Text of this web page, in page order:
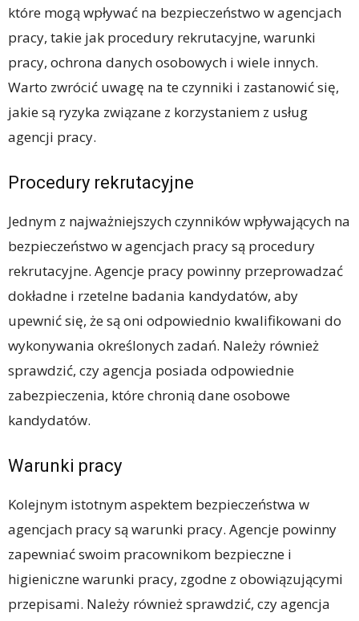
które mogą wpływać na bezpieczeństwo w agencjach
pracy, takie jak procedury rekrutacyjne, warunki
pracy, ochrona danych osobowych i wiele innych.
Warto zwrócić uwagę na te czynniki i zastanowić się,
jakie są ryzyka związane z korzystaniem z usług
agencji pracy.
Procedury rekrutacyjne
Jednym z najważniejszych czynników wpływających na
bezpieczeństwo w agencjach pracy są procedury
rekrutacyjne. Agencje pracy powinny przeprowadzać
dokładne i rzetelne badania kandydatów, aby
upewnić się, że są oni odpowiednio kwalifikowani do
wykonywania określonych zadań. Należy również
sprawdzić, czy agencja posiada odpowiednie
zabezpieczenia, które chronią dane osobowe
kandydatów.
Warunki pracy
Kolejnym istotnym aspektem bezpieczeństwa w
agencjach pracy są warunki pracy. Agencje powinny
zapewniać swoim pracownikom bezpieczne i
higieniczne warunki pracy, zgodne z obowiązującymi
przepisami. Należy również sprawdzić, czy agencja